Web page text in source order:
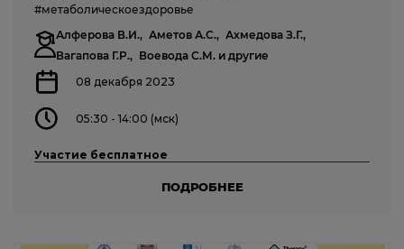
#метаболическоездоровье
Алферова В.И., Аметов А.С., Ахмедова З.Г.,
Вагапова Г.Р., Воевода С.М. и другие
08 декабря 2023
05:30 - 14:00 (мск)
Участие бесплатное
ПОДРОБНЕЕ